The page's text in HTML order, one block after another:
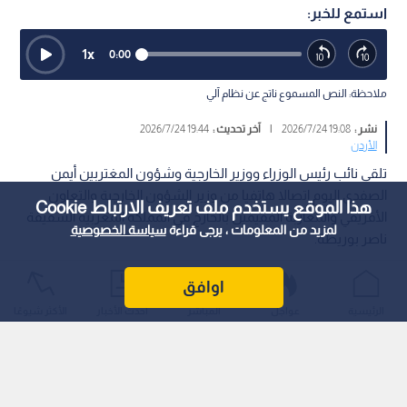
هذا الموقع يستخدم ملف تعريف الارتباط Cookie
لمزيد من المعلومات ، يرجى قراءةسياسة الخصوصية
اوافق
استمع للخبر:
0:00
1x
ملاحظة: النص المسموع ناتج عن نظام آلي
نشر :19:08 2026/7/24
| آخر تحديث :19:44 2026/7/24
الأردن
تلقى نائب رئيس الوزراء ووزير الخارجية وشؤون المغتربين أيمن
الأفريقي والمغاربة المقيمين بالخارج في المملكة المغربية الشقيقة
ناصر بوريطة.
عواجل المباشر أحدث الأخبار